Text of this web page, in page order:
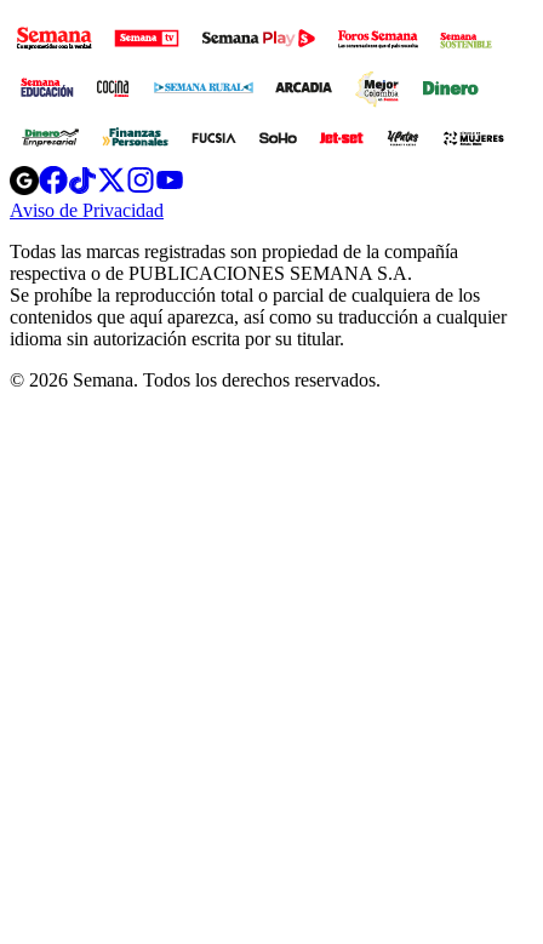
Opens
in
new
Opens
in
new
Opens
in
new
window
Opens
new
windowwindow
Aviso de Privacidad
new
window
Todas las marcas registradas son propiedad de la compañía
respectiva o de PUBLICACIONES SEMANA S.A.
Se prohíbe la reproducción total o parcial de cualquiera de los
contenidos que aquí aparezca, así como su traducción a cualquier
idioma sin autorización escrita por su titular.
© 2026 Semana. Todos los derechos reservados.